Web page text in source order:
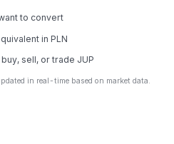
to convert
in PLN
sell, or trade JUP
in real-time based on market data.